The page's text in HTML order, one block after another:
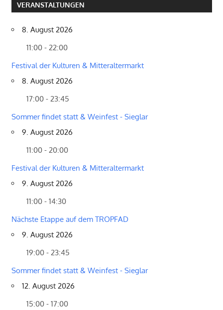
VERANSTALTUNGEN
8. August 2026
11:00 - 22:00
Festival der Kulturen & Mitteraltermarkt
8. August 2026
17:00 - 23:45
Sommer findet statt & Weinfest - Sieglar
9. August 2026
11:00 - 20:00
Festival der Kulturen & Mitteraltermarkt
9. August 2026
11:00 - 14:30
Nächste Etappe auf dem TROPFAD
9. August 2026
19:00 - 23:45
Sommer findet statt & Weinfest - Sieglar
12. August 2026
15:00 - 17:00